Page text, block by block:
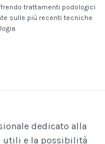
trattamenti podologici
sulle più recenti tecniche
dedicato alla
utili e la possibilità